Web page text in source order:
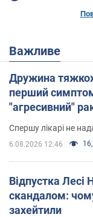
Важливе
Дружина
перший
"агресивний"
Спершу лікарі не
6.08.2026 12:46
Відпустка Лесі
скандалом:
захейтили